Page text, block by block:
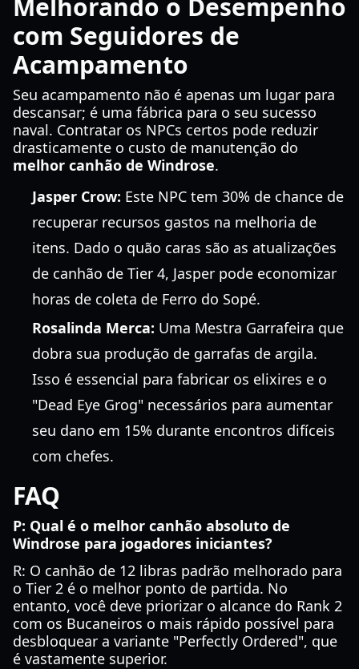
Melhorando o Desempenho
com Seguidores de
Acampamento
Seu acampamento não é apenas um lugar para
descansar; é uma fábrica para o seu sucesso
naval. Contratar os NPCs certos pode reduzir
drasticamente o custo de manutenção do
melhor canhão de Windrose.
Jasper Crow: Este NPC tem 30% de chance de
recuperar recursos gastos na melhoria de
itens. Dado o quão caras são as atualizações
de canhão de Tier 4, Jasper pode economizar
horas de coleta de Ferro do Sopé.
Rosalinda Merca: Uma Mestra Garrafeira que
dobra sua produção de garrafas de argila.
Isso é essencial para fabricar os elixires e o
"Dead Eye Grog" necessários para aumentar
seu dano em 15% durante encontros difíceis
com chefes.
FAQ
P: Qual é o melhor canhão absoluto de
Windrose para jogadores iniciantes?
R: O canhão de 12 libras padrão melhorado para
o Tier 2 é o melhor ponto de partida. No
entanto, você deve priorizar o alcance do Rank 2
com os Bucaneiros o mais rápido possível para
desbloquear a variante "Perfectly Ordered", que
é vastamente superior.